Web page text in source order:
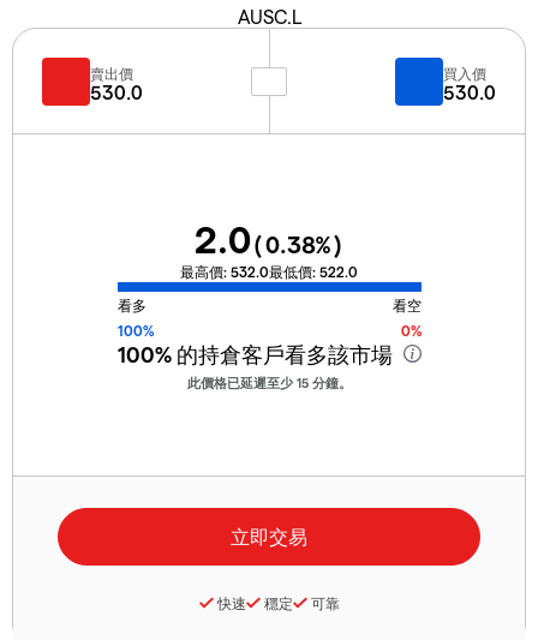
AUSC.L
賣出價
530.0
買入價
530.0
2.0(0.38%)
最高價: 532.0最低價: 522.0
看多
看空
100%
0%
100%的持倉客戶看多該市場
此價格已延遲至少 15 分鐘。
快速 穩定 可靠